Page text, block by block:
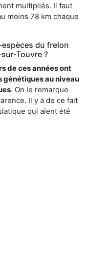
multipliés. Il faut
moins 78 km chaque
du frelon
Touvre ?
de ces années ont
au niveau
. On le remarque
Il y a de ce fait
qui aient été